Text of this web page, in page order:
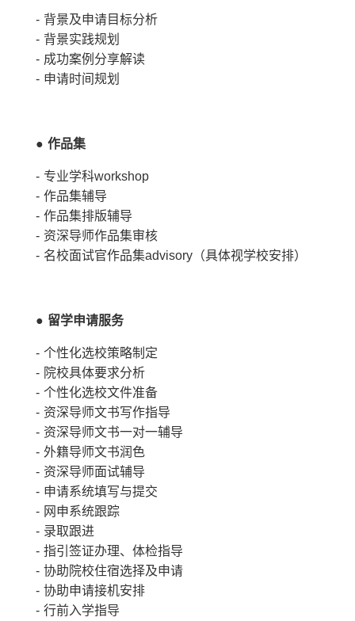
- 背景及申请目标分析
- 背景实践规划
- 成功案例分享解读
- 申请时间规划
● 作品集
- 专业学科workshop
- 作品集辅导
- 作品集排版辅导
- 资深导师作品集审核
- 名校面试官作品集advisory（具体视学校安排）
● 留学申请服务
- 个性化选校策略制定
- 院校具体要求分析
- 个性化选校文件准备
- 资深导师文书写作指导
- 资深导师文书一对一辅导
- 外籍导师文书润色
- 资深导师面试辅导
- 申请系统填写与提交
- 网申系统跟踪
- 录取跟进
- 指引签证办理、体检指导
- 协助院校住宿选择及申请
- 协助申请接机安排
- 行前入学指导